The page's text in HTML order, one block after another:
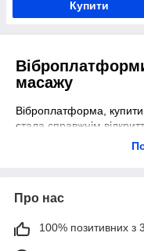
Купити
масажу
Віброплатформа,
стала справжнім
підкорив серця тисяч
них:
Віброплатформа з
Про нас
100% позитивних з